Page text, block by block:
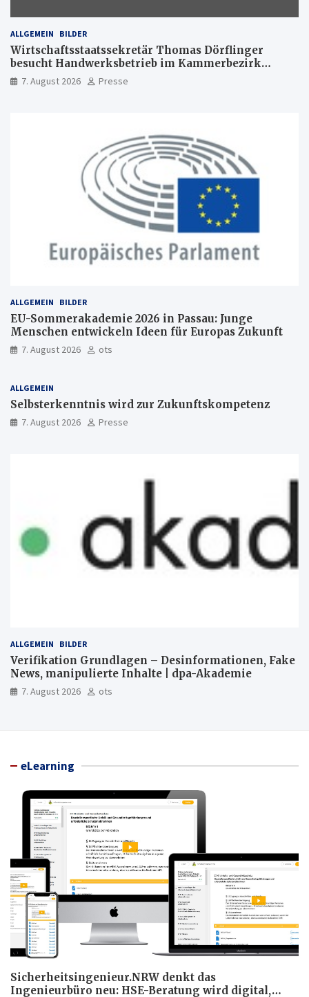
ALLGEMEIN BILDER
Wirtschaftsstaatssekretär Thomas Dörflinger
besucht Handwerksbetrieb im Kammerbezirk
Freiburg
7. August 2026 Presse
ALLGEMEIN BILDER
EU-Sommerakademie 2026 in Passau: Junge
Menschen entwickeln Ideen für Europas Zukunft
7. August 2026 ots
ALLGEMEIN
Selbsterkenntnis wird zur Zukunftskompetenz
7. August 2026 Presse
ALLGEMEIN BILDER
Verifikation Grundlagen – Desinformationen, Fake
News, manipulierte Inhalte | dpa-Akademie
7. August 2026 ots
eLearning
Sicherheitsingenieur.NRW denkt das
Ingenieurbüro neu: HSE-Beratung wird digital,